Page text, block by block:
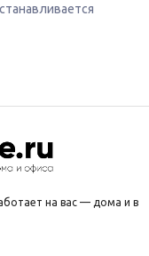
на вас — дома и в